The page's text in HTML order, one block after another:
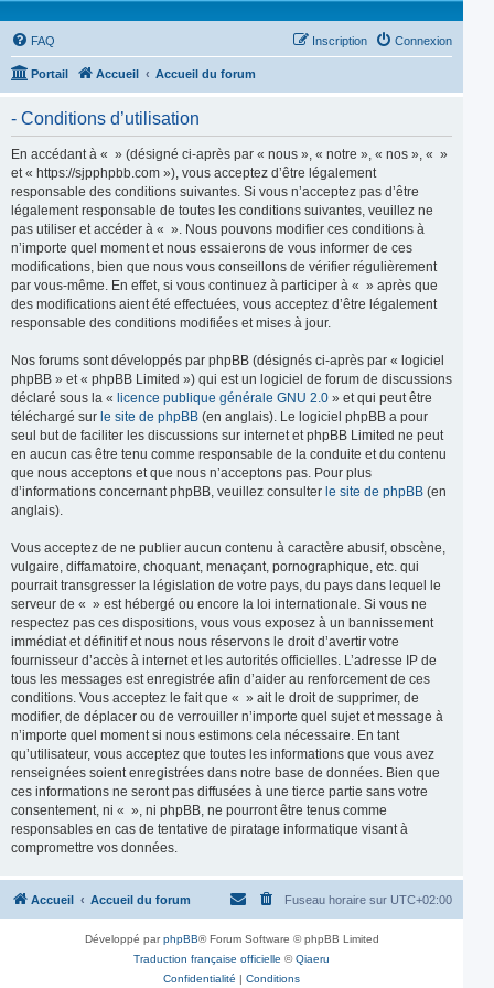
FAQ Connexion
Inscription
Portail Accueil Accueil du forum
- Conditions d’utilisation
En accédant à « » (désigné ci-après par « nous », « notre », « nos », « »
et « https://sjpphpbb.com »), vous acceptez d’être légalement
responsable des conditions suivantes. Si vous n’acceptez pas d’être
légalement responsable de toutes les conditions suivantes, veuillez ne
pas utiliser et accéder à « ». Nous pouvons modifier ces conditions à
n’importe quel moment et nous essaierons de vous informer de ces
modifications, bien que nous vous conseillons de vérifier régulièrement
par vous-même. En effet, si vous continuez à participer à « » après que
des modifications aient été effectuées, vous acceptez d’être légalement
responsable des conditions modifiées et mises à jour.
Nos forums sont développés par phpBB (désignés ci-après par « logiciel
phpBB » et « phpBB Limited ») qui est un logiciel de forum de discussions
déclaré sous la « licence publique générale GNU 2.0 » et qui peut être
téléchargé sur le site de phpBB (en anglais). Le logiciel phpBB a pour
seul but de faciliter les discussions sur internet et phpBB Limited ne peut
en aucun cas être tenu comme responsable de la conduite et du contenu
que nous acceptons et que nous n’acceptons pas. Pour plus
d’informations concernant phpBB, veuillez consulter le site de phpBB (en
anglais).
Vous acceptez de ne publier aucun contenu à caractère abusif, obscène,
vulgaire, diffamatoire, choquant, menaçant, pornographique, etc. qui
pourrait transgresser la législation de votre pays, du pays dans lequel le
serveur de « » est hébergé ou encore la loi internationale. Si vous ne
respectez pas ces dispositions, vous vous exposez à un bannissement
immédiat et définitif et nous nous réservons le droit d’avertir votre
fournisseur d’accès à internet et les autorités officielles. L’adresse IP de
tous les messages est enregistrée afin d’aider au renforcement de ces
conditions. Vous acceptez le fait que « » ait le droit de supprimer, de
modifier, de déplacer ou de verrouiller n’importe quel sujet et message à
n’importe quel moment si nous estimons cela nécessaire. En tant
qu’utilisateur, vous acceptez que toutes les informations que vous avez
renseignées soient enregistrées dans notre base de données. Bien que
ces informations ne seront pas diffusées à une tierce partie sans votre
consentement, ni « », ni phpBB, ne pourront être tenus comme
responsables en cas de tentative de piratage informatique visant à
compromettre vos données.
Accueil Accueil du forum Fuseau horaire sur UTC+02:00
Développé parphpBB® Forum Software © phpBB Limited
Traduction française officielle ©Qiaeru
Confidentialité | Conditions